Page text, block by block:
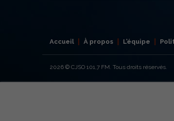
Accueil À propos L’équipe
2026 © CJSO 101,7 FM. Tous droits réservés.